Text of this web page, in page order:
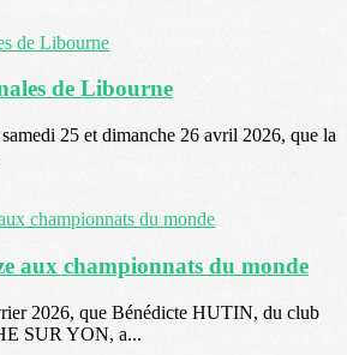
de Libourne
25 et dimanche 26 avril 2026, que la
aux championnats du monde
2026, que Bénédicte HUTIN, du club
SUR YON, a...